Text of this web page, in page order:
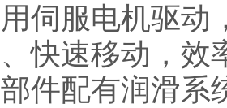
伺服电机驱动
快速移动，效
件配有润滑